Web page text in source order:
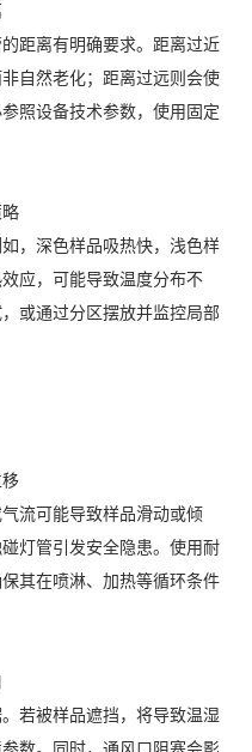
距离有明确要求。距离过近
自然老化；距离过远则会使
照设备技术参数，使用固定
，深色样品吸热快，浅色样
应，可能导致温度分布不
或通过分区摆放并监控局部
流可能导致样品滑动或倾
灯管引发安全隐患。使用耐
其在喷淋、加热等循环条件
若被样品遮挡，将导致温湿